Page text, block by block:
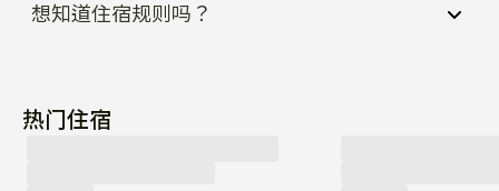
想知道住宿规则吗？
热门住宿